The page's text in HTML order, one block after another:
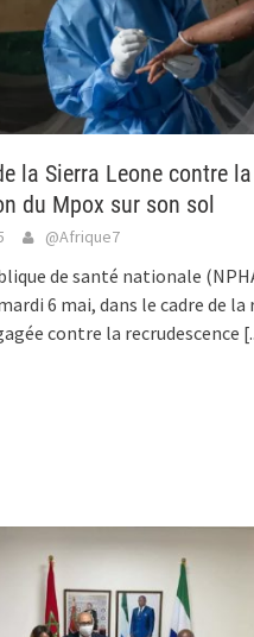
la Sierra Leone contre la
du Mpox sur son sol
@Afrique7
de santé nationale
6 mai, dans le cadre de
contre la recrudescence